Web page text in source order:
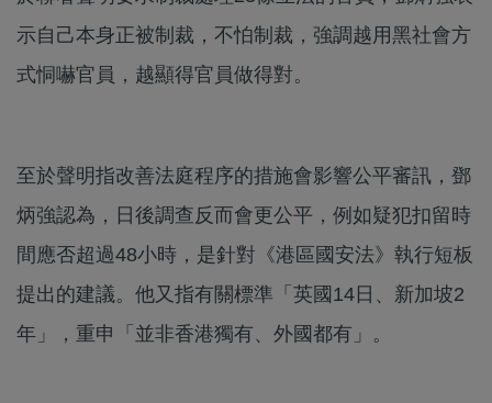
示自己本身正被制裁，不怕制裁，強調越用黑社會方
式恫嚇官員，越顯得官員做得對。
至於聲明指改善法庭程序的措施會影響公平審訊，鄧
炳強認為，日後調查反而會更公平，例如疑犯扣留時
間應否超過48小時，是針對《港區國安法》執行短板
提出的建議。他又指有關標準「英國14日、新加坡2
年」，重申「並非香港獨有、外國都有」。